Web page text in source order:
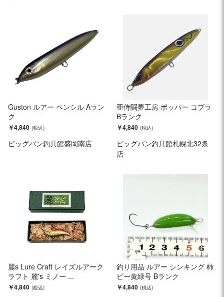
Guston ルアー ペンシル Aラン
ク
￥4,840
ビッグバン釣具館盛岡南店
亜侍闘夢工房 ポッパー コブラ
Bランク
￥4,840
ビッグバン釣具館札幌北32条
店
麗s Lure Craft レイズルアーク
ラフト 麗's ミノー ...
￥4,840
釣り用品 ルアー シンキング 柿
ピー黄緑号 Bランク
￥4,840